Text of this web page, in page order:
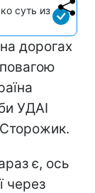
суть из
дорогах
УДАІ
є, ось
через